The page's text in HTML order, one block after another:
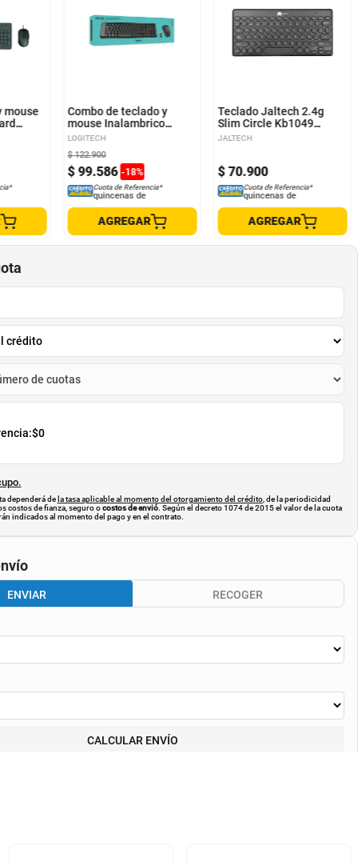
mouse
Combo de teclado y
mouse Inalambrico
Logitech MK220
LOGITECH
$ 99.586 -18%
$ 122.900
Cuota de Referencia*
quincenas de
AGREGAR
Teclado Jaltech 2.4g
Slim Circle Kb1049
11512
JALTECH
$ 70.900
Cuota de Referencia*
quincenas de
AGREGAR
$0
dependerá de la tasa aplicable al momento del otorgamiento del crédito, de la periodicidad
costos de fianza, seguro ocostos de envió. Según el decreto 1074 de 2015 el valor de la cuota
indicados al momento del pago y en el contrato.
ENVIAR RECOGER
CALCULAR ENVÍO